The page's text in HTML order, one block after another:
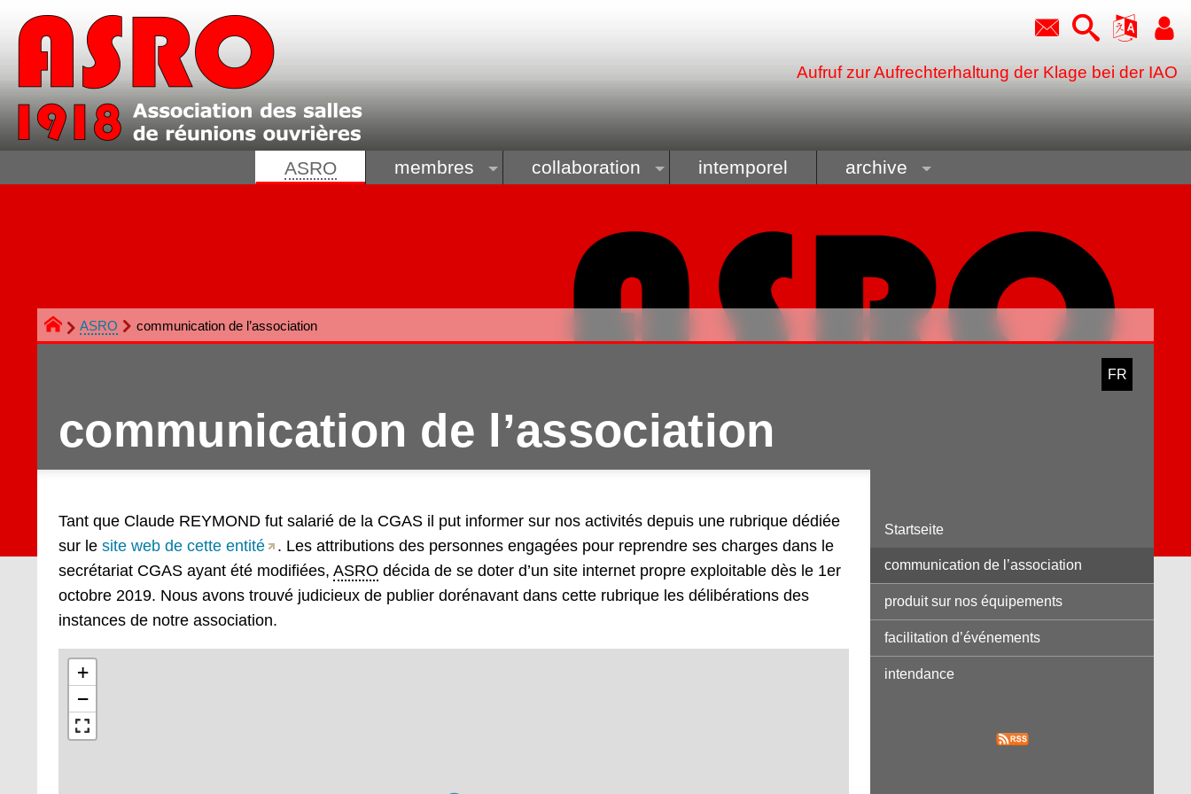
Aufruf zur Aufrechterhaltung der Klage bei der IAO
ASRO membres collaboration intemporel archive
ASRO communication de l’association
FR
communication de l’association
Tant que Claude REYMOND fut salarié de la CGAS il put informer sur nos activités depuis une rubrique dédiée
sur le site web de cette entité
. Les attributions des personnes engagées pour reprendre ses charges dans le
secrétariat CGAS ayant été modifiées, ASRO décida de se doter d’un site internet propre exploitable dès le 1er
octobre 2019. Nous avons trouvé judicieux de publier dorénavant dans cette rubrique les délibérations des
instances de notre association.
+
−
Startseite
communication de l’association
produit sur nos équipements
facilitation d’événements
intendance